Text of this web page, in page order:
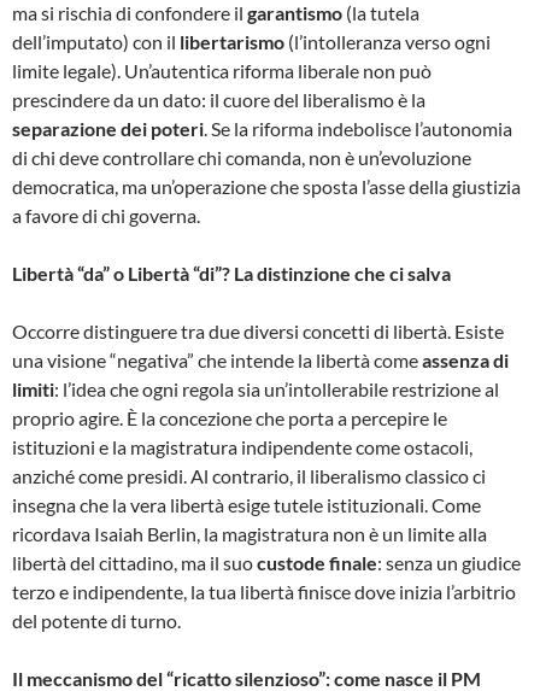
ma si rischia di confondere il garantismo (la tutela
dell’imputato) con il libertarismo (l’intolleranza verso ogni
limite legale). Un’autentica riforma liberale non può
prescindere da un dato: il cuore del liberalismo è la
separazione dei poteri . Se la riforma indebolisce l’autonomia
di chi deve controllare chi comanda, non è un’evoluzione
democratica, ma un’operazione che sposta l’asse della giustizia
a favore di chi governa.
Libertà “da” o Libertà “di”? La distinzione che ci salva
Occorre distinguere tra due diversi concetti di libertà. Esiste
una visione “negativa” che intende la libertà comeassenza di
limiti: l’idea che ogni regola sia un’intollerabile restrizione al
proprio agire. È la concezione che porta a percepire le
istituzioni e la magistratura indipendente come ostacoli,
anziché come presidi. Al contrario, il liberalismo classico ci
insegna che la vera libertà esige tutele istituzionali. Come
ricordava Isaiah Berlin, la magistratura non è un limite alla
libertà del cittadino, ma il suocustode finale: senza un giudice
terzo e indipendente, la tua libertà finisce dove inizia l’arbitrio
del potente di turno.
Il meccanismo del “ricatto silenzioso”: come nasce il PM